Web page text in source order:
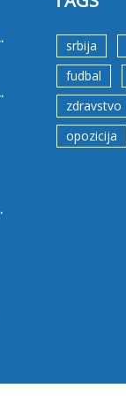
srbija
fudbal
zdravstvo
opozicija